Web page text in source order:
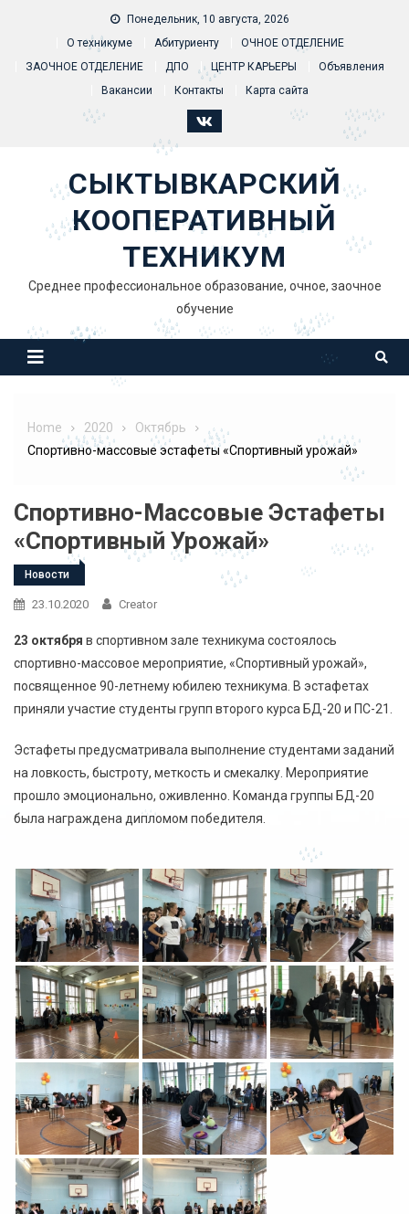
Понедельник, 10 августа, 2026
О техникуме
Абитуриенту
ОЧНОЕ ОТДЕЛЕНИЕ
ЗАОЧНОЕ ОТДЕЛЕНИЕ
ДПО ЦЕНТР КАРЬЕРЫ
Объявления
Вакансии
Контакты Карта сайта
СЫКТЫВКАРСКИЙ
КООПЕРАТИВНЫЙ
ТЕХНИКУМ
Среднее профессиональное образование, очное, заочное
обучение
Home 2020
Октябрь
Спортивно-массовые эстафеты «Спортивный урожай»
Спортивно-Массовые Эстафеты
«Спортивный Урожай»
Новости
23.10.2020 Creator
23 октября в спортивном зале техникума состоялось
спортивно-массовое мероприятие, «Спортивный урожай»,
посвященное 90-летнему юбилею техникума. В эстафетах
приняли участие студенты групп второго курса БД-20 и ПС-21.
Эстафеты предусматривала выполнение студентами заданий
на ловкость, быстроту, меткость и смекалку. Мероприятие
прошло эмоционально, оживленно. Команда группы БД-20
была награждена дипломом победителя.